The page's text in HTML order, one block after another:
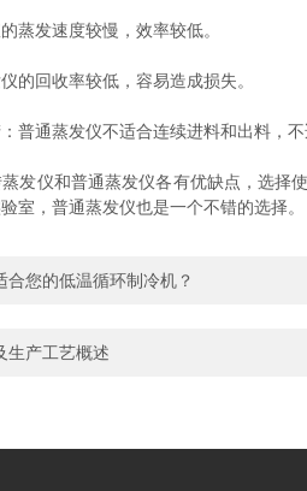
发速度较慢，效率较低。
回收率较低，容易造成损失。
通蒸发仪不适合连续进料和出料，不
仪和普通蒸发仪各有优缺点，选择使
室，普通蒸发仪也是一个不错的选择。
合您的低温循环制冷机？
生产工艺概述